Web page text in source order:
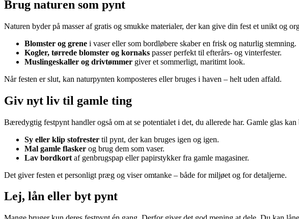
Brug naturen som pynt
Naturen byder på masser af gratis og smukke materialer, der kan give din fest et unikt og
Blomster og grene i vaser eller som bordløbere skaber en frisk og naturlig stemning.
Kogler, tørrede blomster og kornaks passer perfekt til efterårs- og vinterfester.
Muslingeskaller og drivtømmer giver et sommerligt, maritimt look.
Når festen er slut, kan naturpynten komposteres eller bruges i haven – helt uden affald.
Giv nyt liv til gamle ting
Bæredygtig festpynt handler også om at se potentialet i det, du allerede har. Gamle glas
Sy eller klip stofrester til pynt, der kan bruges igen og igen.
Mal gamle flasker og brug dem som vaser.
Lav bordkort af genbrugspap eller papirstykker fra gamle magasiner.
Det giver festen et personligt præg og viser omtanke – både for miljøet og for detaljerne.
Lej, lån eller byt pynt